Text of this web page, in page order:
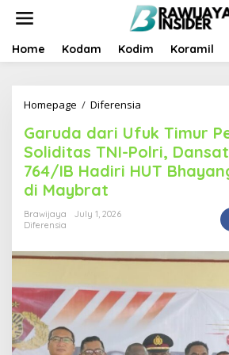
t
Home Kodam Kodim Koramil
Homepage / Diferensia
r
u
d
a
f
k
T
i
m
u
Garuda dari Ufuk Timur
Soliditas TNI-Polri,
764/IB Hadiri HUT
di Maybrat
Brawijaya
July 1, 2026
Diferensia